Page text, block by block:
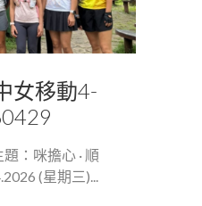
女移動4-
：咪擔心 · 順
(星期三)...